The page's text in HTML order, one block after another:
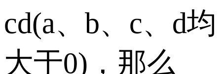
cd(a、b、c、d均
大于0)，那么